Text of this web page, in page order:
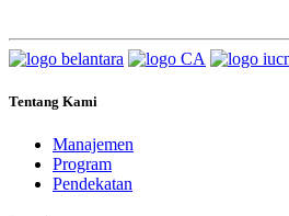
Tentang Kami
Manajemen
Program
Pendekatan